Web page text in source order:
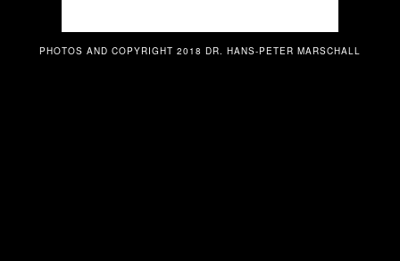
PHOTOS AND COPYRIGHT 2018 DR. HANS-PETER MARSCHALL